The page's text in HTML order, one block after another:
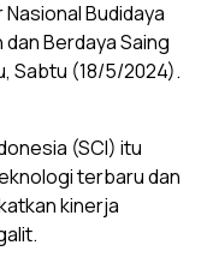
Budidaya
Berdaya Saing
Sabtu (18/5/2024).
(SCI) itu
terbaru dan
kinerja